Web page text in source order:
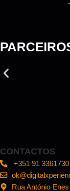
CONTACTOS
+351 91 3361730
Rua António